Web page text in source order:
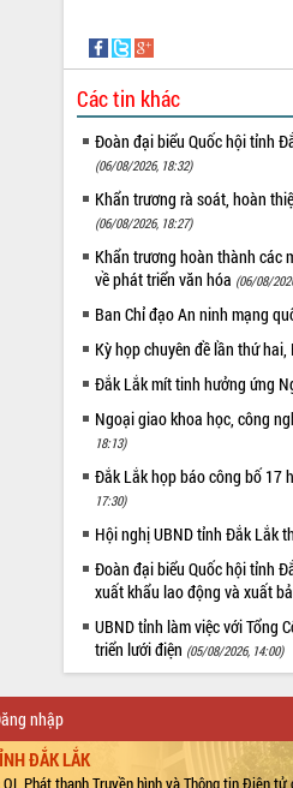
Các tin khác
Đoàn đại biểu Quốc hội tỉnh
(06/08/2026, 18:32)
Khẩn trương rà soát, hoàn
(06/08/2026, 18:27)
Khẩn trương hoàn thành các
về phát triển văn hóa (06/08/
Ban Chỉ đạo An ninh mạng
Kỳ họp chuyên đề lần thứ
Đắk Lắk mít tinh hưởng ứng
Ngoại giao khoa học, công
18:13)
Đắk Lắk họp báo công bố 17
17:30)
Hội nghị UBND tỉnh Đắk Lắk
Đoàn đại biểu Quốc hội tỉnh
xuất khẩu lao động và xuất
UBND tỉnh làm việc với Tổng
triển lưới điện (05/08/2026, 14:00)
nhập
ĐẮK LẮK
Phát thanh Truyền hình và Thông tin Điện